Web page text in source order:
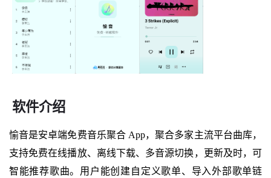
软件介绍
愉音是安卓端免费音乐聚合 App，聚合多家主流平台曲库，
支持免费在线播放、离线下载、多音源切换，更新及时，可
智能推荐歌曲。用户能创建自定义歌单、导入外部歌单链